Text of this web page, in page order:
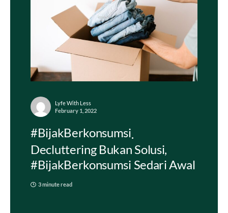
Lyfe With Less
February 1, 2022
#BijakBerkonsumsi
Decluttering Bukan Solusi,
#BijakBerkonsumsi Sedari Awal
3 minute read